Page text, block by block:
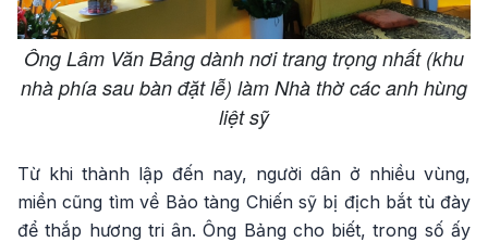
Ông Lâm Văn Bảng dành nơi trang trọng nhất (khu
nhà phía sau bàn đặt lễ) làm Nhà thờ các anh hùng
liệt sỹ
Từ khi thành lập đến nay, người dân ở nhiều vùng,
miền cũng tìm về Bảo tàng Chiến sỹ bị địch bắt tù đày
để thắp hương tri ân. Ông Bảng cho biết, trong số ấy